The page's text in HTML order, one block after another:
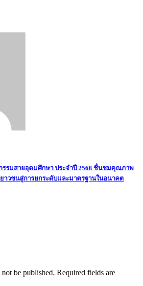
รรมสายอุดมศึกษา ประจำปี 2568 ชื่นชมคุณภาพ
าวชนสู่การยกระดับและมาตรฐานในอนาคต
be published. Required fields are